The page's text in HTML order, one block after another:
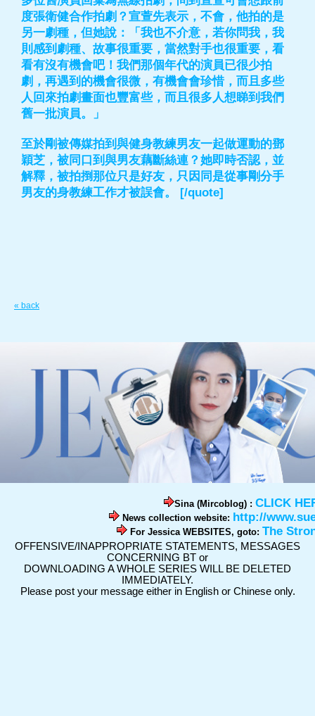
度張衛健合作拍劇？宣萱先表示，不會，他拍的是
另一劇種，但她說：「我也不介意，若你問我，我
則感到劇種、故事很重要，當然對手也很重要，看
看有沒有機會吧！我們那個年代的演員已很少拍
劇，再遇到的機會很微，有機會會珍惜，而且多些
人回來拍劇畫面也豐富些，而且很多人想睇到我們
舊一批演員。」
至於剛被傳媒拍到與健身教練男友一起做運動的鄧
穎芝，被同口到與男友藕斷絲連？她即時否認，並
解釋，被拍捯那位只是好友，只因同是從事剛分手
男友的身教練工作才被誤會。 [/quote]
« back
Sina (Mircoblog) : CLICK
News collection website: http://
For Jessica WEBSITES, goto: The
OFFENSIVE/INAPPROPRIATE STATEMENTS, MESSAGES
CONCERNING BT or
DOWNLOADING A WHOLE SERIES WILL BE DELETED
IMMEDIATELY.
Please post your message either in English or Chinese only.